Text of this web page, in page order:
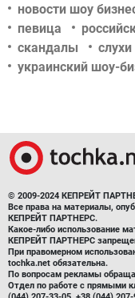
новости шоу
певица
скандалы
слухи
украинский шоу-
© 2009-2024 КЕПРЕЙТ
Все права на материалы,
КЕПРЕЙТ ПАРТНЕРС.
Какое-либо использование
КЕПРЕЙТ ПАРТНЕРС
При правомерном
tochka.net обязательна.
По вопросам рекламы
Отдел по работе с прямыми